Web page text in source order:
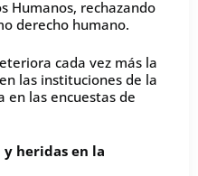
Humanos, rechazando
derecho humano.
cada vez más la
las instituciones de la
en las encuestas de
heridas en la